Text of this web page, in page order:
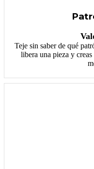
Teje sin saber de qué
libera una pieza y